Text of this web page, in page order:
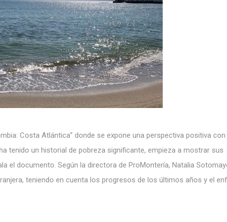
Costa Atlántica” donde se expone una perspectiva positiva con
tenido un historial de pobreza significante, empieza a mostrar sus
el documento. Según la directora de ProMontería, Natalia
teniendo en cuenta los progresos de los últimos años y el